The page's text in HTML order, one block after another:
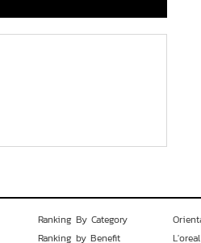
Ranking By Category
Ranking by Benefit
L'oreal